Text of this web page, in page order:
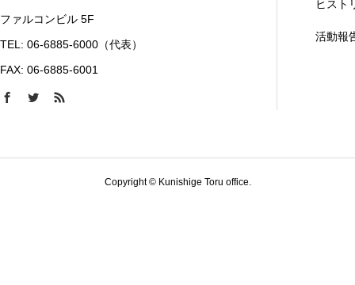
ファルコンビル 5F
TEL: 06-6885-6000（代表）
FAX: 06-6885-6001
ヒスト
活動報
Copyright © Kunishige Toru office.